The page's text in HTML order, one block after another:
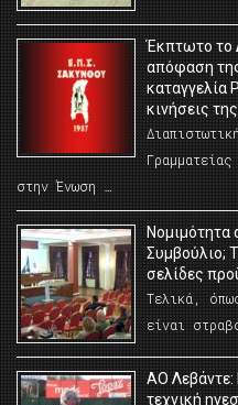
Έκπτωτο το
απόφαση
καταγγελία
κινήσεις
στην Ένωση …
Νομιμότητα
Συμβούλιο;
σελίδες
Τελικά,
είναι
ΑΟ Λεβάντε:
τεχνική